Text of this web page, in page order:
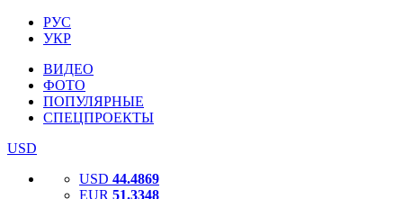
РУС
УКР
ВИДЕО
ФОТО
ПОПУЛЯРНЫЕ
СПЕЦПРОЕКТЫ
USD
USD 44.4869
EUR 51.3348